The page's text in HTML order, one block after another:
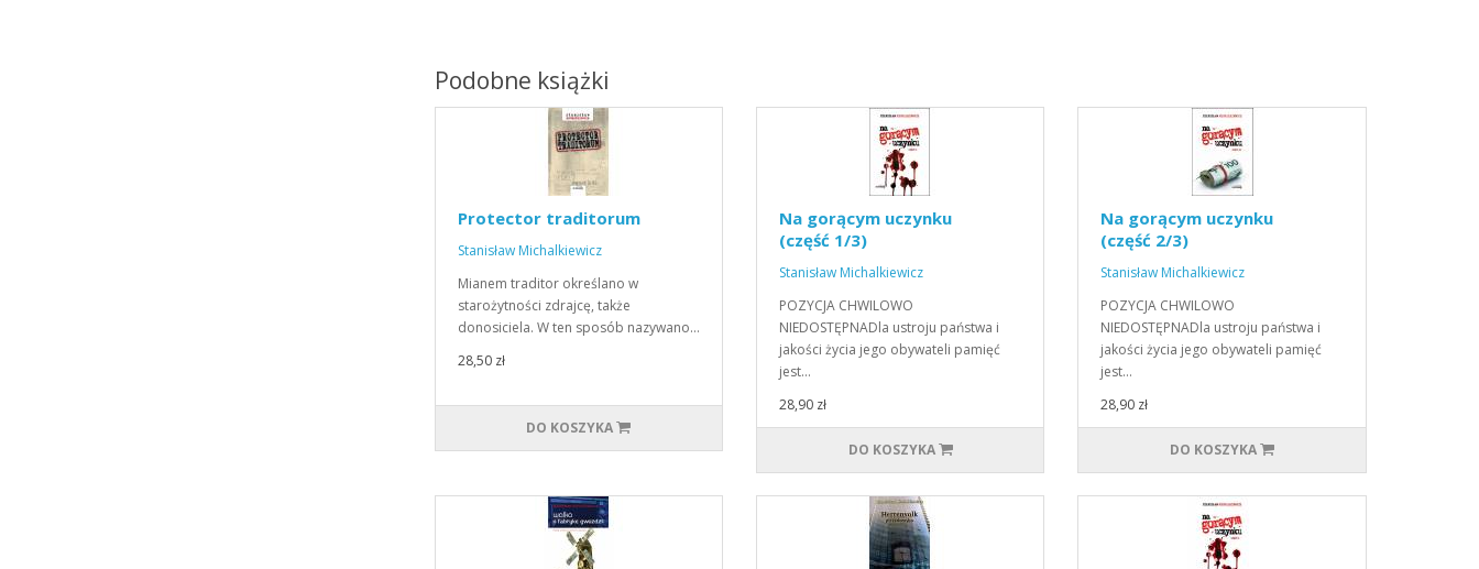
Podobne książki
Protector traditorum
Stanisław Michalkiewicz
Mianem traditor określano w
starożytności zdrajcę, także
donosiciela. W ten sposób nazywano…
28,50 zł
DO KOSZYKA
Na gorącym uczynku
(część 1/3)
Stanisław Michalkiewicz
POZYCJA CHWILOWO
NIEDOSTĘPNADla ustroju państwa i
jakości życia jego obywateli pamięć
jest…
28,90 zł
DO KOSZYKA
Na gorącym uczynku
(część 2/3)
Stanisław Michalkiewicz
POZYCJA CHWILOWO
NIEDOSTĘPNADla ustroju państwa i
jakości życia jego obywateli pamięć
jest…
28,90 zł
DO KOSZYKA